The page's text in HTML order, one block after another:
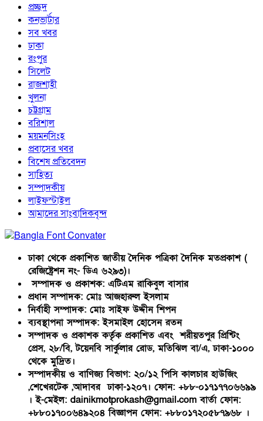
প্রচ্ছদ
কনভার্টার
সব খবর
ঢাকা
রংপুর
সিলেট
রাজশাহী
খুলনা
চট্টগ্রাম
বরিশাল
ময়মনসিংহ
প্রবাসের খবর
বিশেষ প্রতিবেদন
সাহিত্য
সম্পাদকীয়
লাইফস্টাইল
আমাদের সাংবাদিকবৃন্দ
ঢাকা থেকে প্রকাশিত জাতীয় দৈনিক পত্রিকা দৈনিক মতপ্রকাশ (
রেজিষ্ট্রেশন নং- ডিএ ৬২৯৩)।
সম্পাদক ও প্রকাশক: এটিএম রাকিবুল বাসার
প্রধান সম্পাদক: মোঃ আজহারুল ইসলাম
নির্বাহী সম্পাদক: মোঃ সাইফ উদ্দীন শিপন
ব্যবস্থাপনা সম্পাদক: ইসমাইল হোসেন রতন
সম্পাদক ও প্রকাশক কর্তৃক প্রকাশিত এবং শরীয়তপুর প্রিন্টিং
প্রেস, ২৮/বি, টয়েনবি সার্কুলার রোড, মতিঝিল বা/এ, ঢাকা-১০০০
থেকে মুদ্রিত।
সম্পাদকীয় ও বাণিজ্য বিভাগ: ২০/১২ পিসি কালচার হাউজিং
,শেখেরটেক ,আদাবর ঢাকা-১২০৭। ফোন: +৮৮-০১৭১৭৭০৬৬৯৯
। ই-মেইল: dainikmotprokash@gmail.com বার্তা ফোন:
+৮৮০১৭০০৬৪৯২০৪ বিজ্ঞাপন ফোন: +৮৮০১৭২০৫৮৭৯৬৮ ।